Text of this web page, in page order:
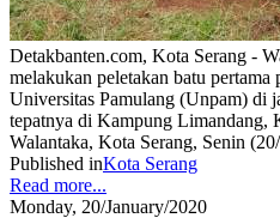
Detakbanten.com, Kota Serang -
melakukan peletakan batu pertama
Universitas Pamulang (Unpam) di
tepatnya di Kampung Limandang,
Walantaka, Kota Serang, Senin
Published inKota Serang
Read more...
Monday, 20/January/2020